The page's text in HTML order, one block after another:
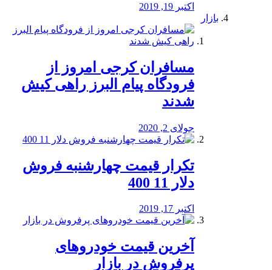
اکتبر 19, 2019
بازار
مسافران کرجی امروز از
فرودگاه پیام البرز راهی کیش
شدند
جولای 2, 2020
تکرار قیمت چهارشنبه فروش
دلار 11 400
اکتبر 17, 2019
آخرین قیمت خودرو‌های
پرفروش در بازار